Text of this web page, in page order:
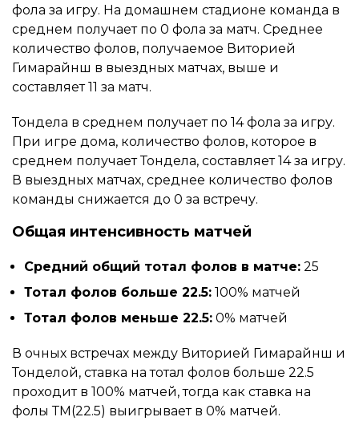
фола за игру. На домашнем стадионе команда в
среднем получает по 0 фола за матч. Среднее
количество фолов, получаемое Виторией
Гимарайнш в выездных матчах, выше и
составляет 11 за матч.
Тондела в среднем получает по 14 фола за игру.
При игре дома, количество фолов, которое в
среднем получает Тондела, составляет 14 за игру.
В выездных матчах, среднее количество фолов
команды снижается до 0 за встречу.
Общая интенсивность матчей
Средний общий тотал фолов в матче: 25
Тотал фолов больше 22.5: 100% матчей
Тотал фолов меньше 22.5: 0% матчей
В очных встречах между Виторией Гимарайнш и
Тонделой, ставка на тотал фолов больше 22.5
проходит в 100% матчей, тогда как ставка на
фолы ТМ(22.5) выигрывает в 0% матчей.